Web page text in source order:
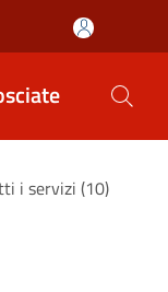
i servizi (10)